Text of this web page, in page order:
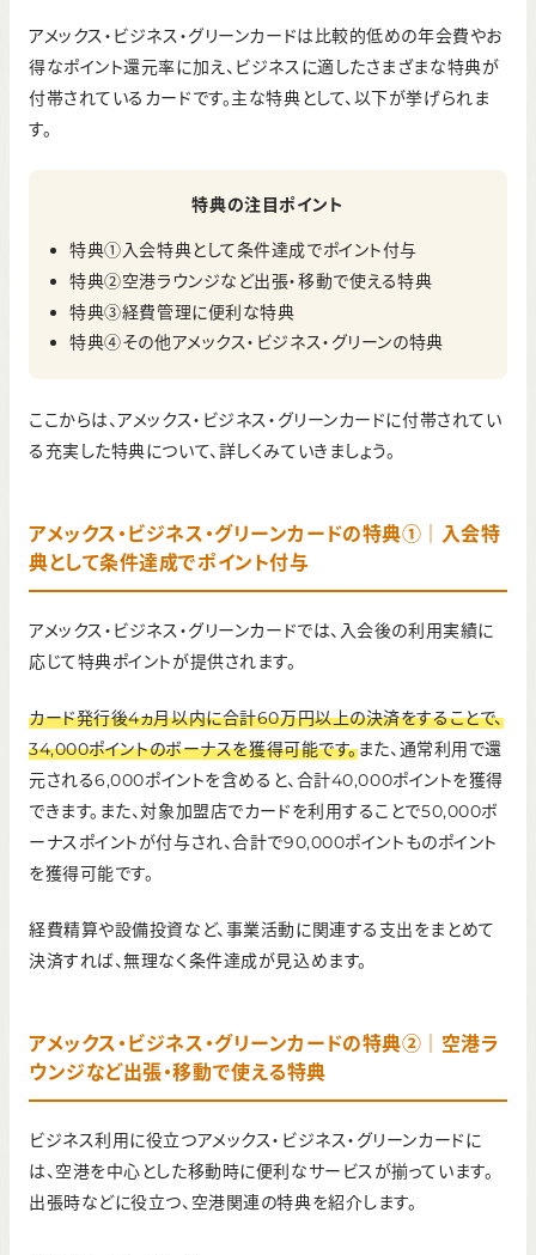
アメックス・ビジネス・グリーンカードは比較的低めの年会費やお
得なポイント還元率に加え、ビジネスに適したさまざまな特典が
付帯されているカードです。主な特典として、以下が挙げられま
す。
特典の注目ポイント
特典①入会特典として条件達成でポイント付与
特典②空港ラウンジなど出張・移動で使える特典
特典③経費管理に便利な特典
特典④その他アメックス・ビジネス・グリーンの特典
ここからは、アメックス・ビジネス・グリーンカードに付帯されてい
る充実した特典について、詳しくみていきましょう。
アメックス・ビジネス・グリーンカードの特典①｜入会特
典として条件達成でポイント付与
アメックス・ビジネス・グリーンカードでは、入会後の利用実績に
応じて特典ポイントが提供されます。
カード発行後4ヵ月以内に合計60万円以上の決済をすることで、
34,000ポイントのボーナスを獲得可能です。また、通常利用で還
元される6,000ポイントを含めると、合計40,000ポイントを獲得
できます。また、対象加盟店でカードを利用することで50,000ボ
ーナスポイントが付与され、合計で90,000ポイントものポイント
を獲得可能です。
経費精算や設備投資など、事業活動に関連する支出をまとめて
決済すれば、無理なく条件達成が見込めます。
アメックス・ビジネス・グリーンカードの特典②｜空港ラ
ウンジなど出張・移動で使える特典
ビジネス利用に役立つアメックス・ビジネス・グリーンカードに
は、空港を中心とした移動時に便利なサービスが揃っています。
出張時などに役立つ、空港関連の特典を紹介します。